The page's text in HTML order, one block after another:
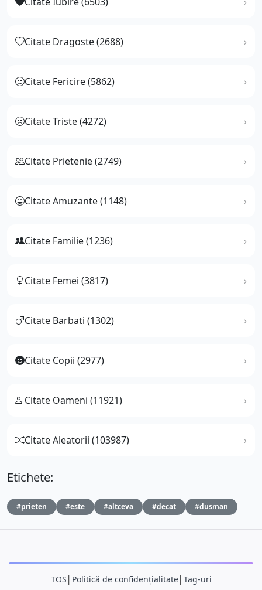
Citate Dragoste (2688)
Citate Fericire (5862)
Citate Triste (4272)
Citate Prietenie (2749)
Citate Amuzante (1148)
Citate Familie (1236)
Citate Femei (3817)
Citate Barbati (1302)
Citate Copii (2977)
Citate Oameni (11921)
Citate Aleatorii (103987)
Etichete:
#prieten #este #altceva #decat #dusman
TOS Politică de confidențialitate│ Tag-uri